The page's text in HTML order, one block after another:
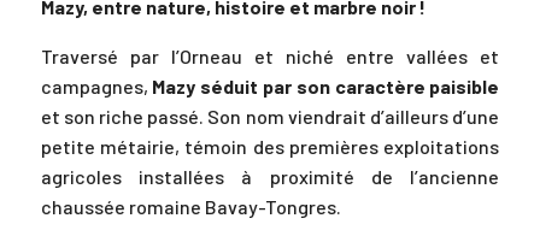
Mazy, entre nature, histoire et marbre noir !
Traversé par l’Orneau et niché entre vallées et
campagnes, Mazy séduit par son caractère paisible
et son riche passé. Son nom viendrait d’ailleurs d’une
petite métairie, témoin des premières exploitations
agricoles installées à proximité de l’ancienne
chaussée romaine Bavay-Tongres.